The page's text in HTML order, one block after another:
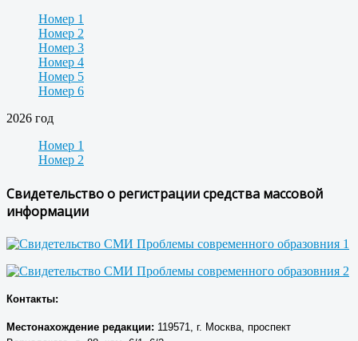
Номер 1
Номер 2
Номер 3
Номер 4
Номер 5
Номер 6
2026 год
Номер 1
Номер 2
Свидетельство о регистрации средства массовой
информации
Контакты:
Местонахождение редакции: 119571, г. Москва, проспект